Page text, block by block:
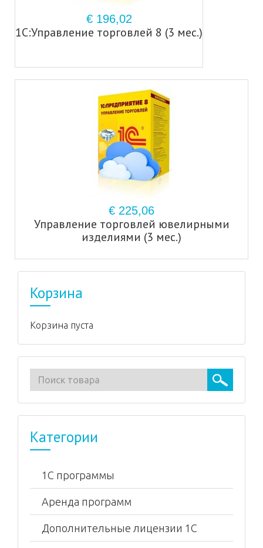
€ 196,02
1С:Управление торговлей 8 (3 мес.)
€ 225,06
Управление торговлей ювелирными
изделиями (3 мес.)
Корзина
Корзина пуста
Категории
1С программы
Аренда программ
Дополнительные лицензии 1С